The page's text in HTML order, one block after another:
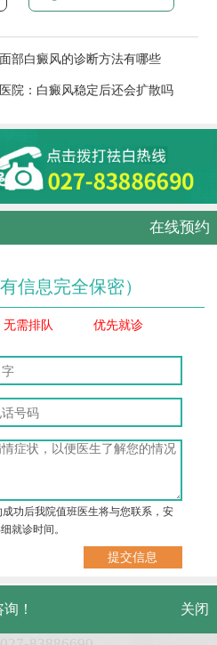
部白癜风的诊断方法有哪些
院：白癜风稳定后还会扩散吗
在线预约
有信息完全保密）
无需排队 优先就诊
成功后我院值班医生将与您联系，安
就诊时间。
武汉市硚口区解放大道479号
免费电话：
！ 关闭